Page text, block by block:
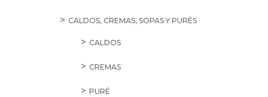
CALDOS, CREMAS, SOPAS Y PURÉS
CALDOS
CREMAS
PURÉ